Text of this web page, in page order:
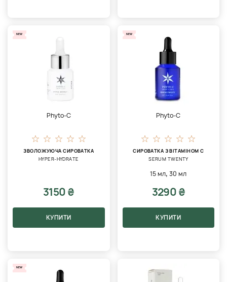
NEW
Phyto-C
ЗВОЛОЖУЮЧА СИРОВАТКА
HYPER-HYDRATE
3150 ₴
КУПИТИ
NEW
Phyto-C
СИРОВАТКА З ВІТАМІНОМ C
SERUM TWENTY
15 мл,30 мл
3290 ₴
КУПИТИ
NEW